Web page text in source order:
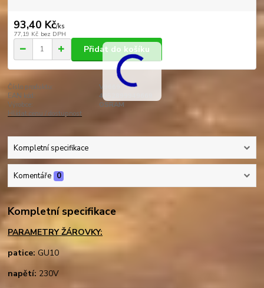
93,40 Kč/ks
77,19 Kč bez DPH
Přidat do košíku
Číslo produktu:
V9669
EAN kód:
4052899949669
Výrobce:
OSRAM
Hlídat cenu / dostupnost
Kompletní specifikace
Komentáře 0
Kompletní specifikace
PARAMETRY ŽÁROVKY:
patice: GU10
napětí: 230V